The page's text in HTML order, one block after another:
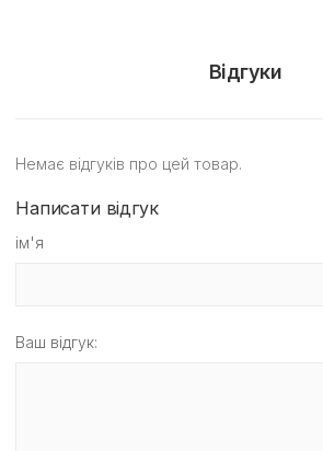
Відгуки
Немає відгуків про цей товар.
Написати відгук
ім'я
Ваш відгук: